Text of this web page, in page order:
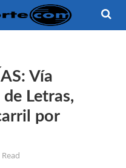
Vía
Letras,
por